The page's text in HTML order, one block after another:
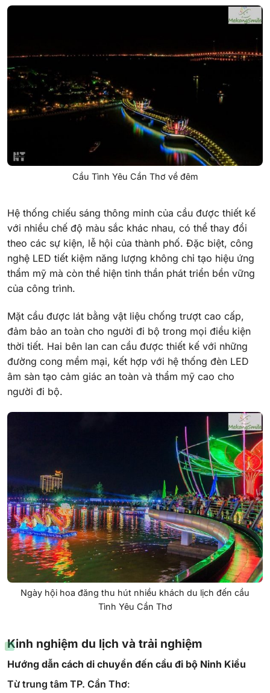
Cầu Tình Yêu Cần Thơ về đêm
Hệ thống chiếu sáng thông minh của cầu được thiết kế
với nhiều chế độ màu sắc khác nhau, có thể thay đổi
theo các sự kiện, lễ hội của thành phố. Đặc biệt, công
nghệ LED tiết kiệm năng lượng không chỉ tạo hiệu ứng
thẩm mỹ mà còn thể hiện tinh thần phát triển bền vững
của công trình.
Mặt cầu được lát bằng vật liệu chống trượt cao cấp,
đảm bảo an toàn cho người đi bộ trong mọi điều kiện
thời tiết. Hai bên lan can cầu được thiết kế với những
đường cong mềm mại, kết hợp với hệ thống đèn LED
âm sàn tạo cảm giác an toàn và thẩm mỹ cao cho
người đi bộ.
Ngày hội hoa đăng thu hút nhiều khách du lịch đến cầu
Tình Yêu Cần Thơ
Kinh nghiệm du lịch và trải nghiệm
Hướng dẫn cách di chuyển đến cầu đi bộ Ninh Kiều
Từ trung tâm TP. Cần Thơ: